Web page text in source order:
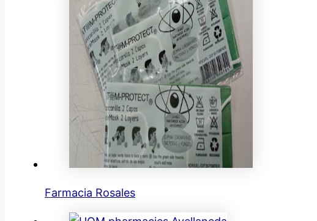
Farmacia Rosales